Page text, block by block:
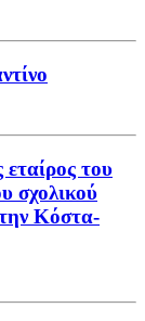
του
σχολικού
Κόστα-